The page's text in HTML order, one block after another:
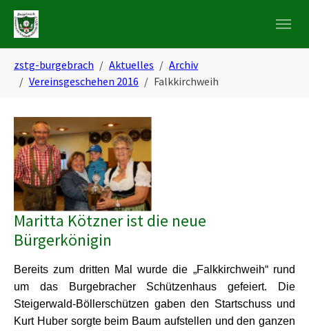
Skip to main navigation
Zum Hauptinhalt springen
Skip to page footer
zstg-burgebrach Aktuelles
Archiv
Vereinsgeschehen 2016
Falkkirchweih
Show larger version
Maritta Kötzner ist die neue
Bürgerkönigin
Bereits zum dritten Mal wurde die „Falkkirchweih“ rund
um das Burgebracher Schützenhaus gefeiert. Die
Steigerwald-Böllerschützen gaben den Startschuss und
Kurt Huber sorgte beim Baum aufstellen und den ganzen